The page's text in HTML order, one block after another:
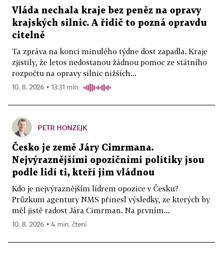
Vláda nechala kraje bez peněz na opravy
krajských silnic. A řidič to pozná opravdu
citelně
Ta zpráva na konci minulého týdne dost zapadla. Kraje
zjistily, že letos nedostanou žádnou pomoc ze státního
rozpočtu na opravy silnic nižších...
10. 8. 2026 ▪ 13:31 min.
PETR HONZEJK
Česko je země Járy Cimrmana.
Nejvýraznějšími opozičními politiky jsou
podle lidí ti, kteří jim vládnou
Kdo je nejvýraznějším lídrem opozice v Česku?
Průzkum agentury NMS přinesl výsledky, ze kterých by
měl jistě radost Jára Cimrman. Na prvním...
10. 8. 2026 ▪ 4 min. čtení